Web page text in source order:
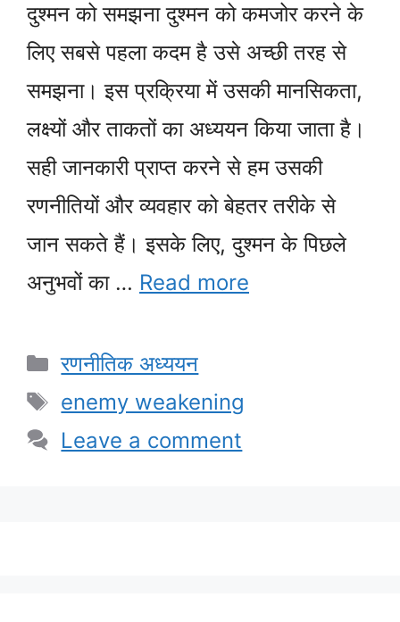
दुश्मन को समझना दुश्मन को कमजोर करने के
लिए सबसे पहला कदम है उसे अच्छी तरह से
समझना। इस प्रक्रिया में उसकी मानसिकता,
लक्ष्यों और ताकतों का अध्ययन किया जाता है।
सही जानकारी प्राप्त करने से हम उसकी
रणनीतियों और व्यवहार को बेहतर तरीके से
जान सकते हैं। इसके लिए, दुश्मन के पिछले
अनुभवों का … Read more
Categories
रणनीतिक अध्ययन
Tags
enemy weakening
Leave a comment